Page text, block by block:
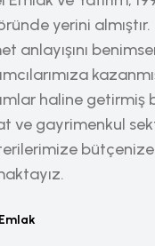
yerini
anlayışını
haline
ve gayrimenkul
bütçenize
Emlak